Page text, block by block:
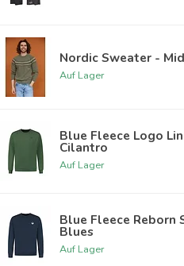
Nordic Sweater -
Auf Lager
Blue Fleece Logo
Cilantro
Auf Lager
Blue Fleece Reborn
Blues
Auf Lager